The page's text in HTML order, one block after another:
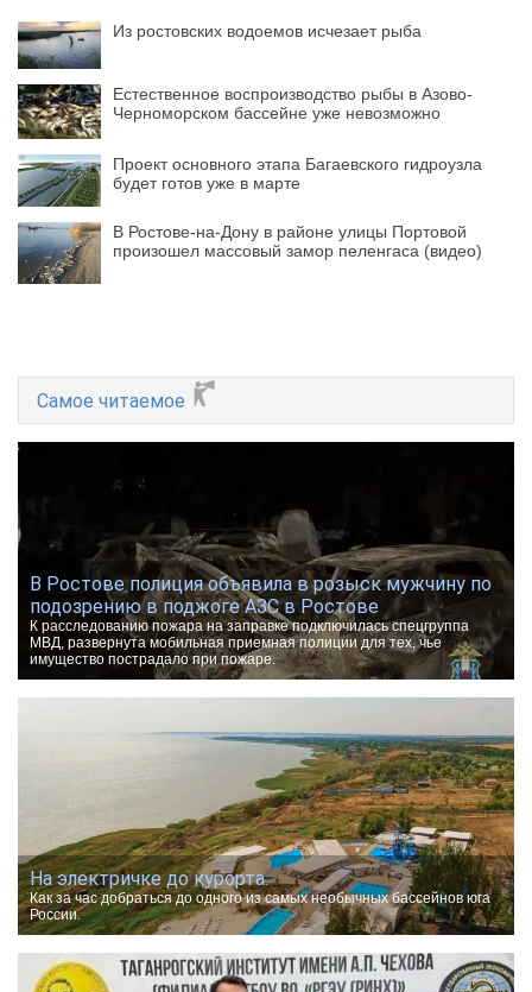
Из ростовских водоемов исчезает рыба
Естественное воспроизводство рыбы в Азово-
Черноморском бассейне уже невозможно
Проект основного этапа Багаевского гидроузла
будет готов уже в марте
В Ростове-на-Дону в районе улицы Портовой
произошел массовый замор пеленгаса (видео)
Самое читаемое
В Ростове полиция объявила в розыск мужчину по
подозрению в поджоге АЗС в Ростове
К расследованию пожара на заправке подключилась спецгруппа
МВД, развернута мобильная приемная полиции для тех, чье
имущество пострадало при пожаре.
На электричке до курорта.
Как за час добраться до одного из самых необычных бассейнов юга
России.